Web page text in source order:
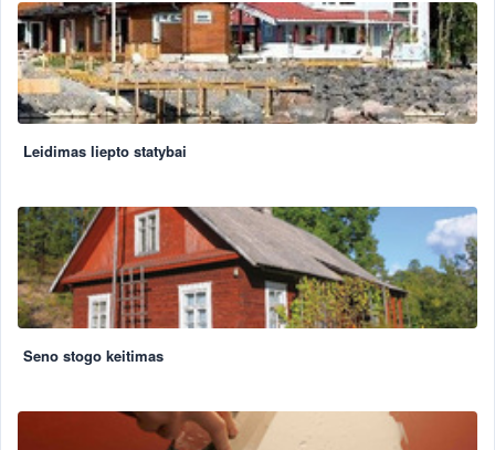
Leidimas liepto statybai
Seno stogo keitimas